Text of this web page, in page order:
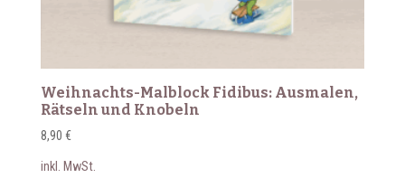
Weihnachts-Malblock Fidibus: Ausmalen,
Rätseln und Knobeln
8,90 €
inkl. MwSt.